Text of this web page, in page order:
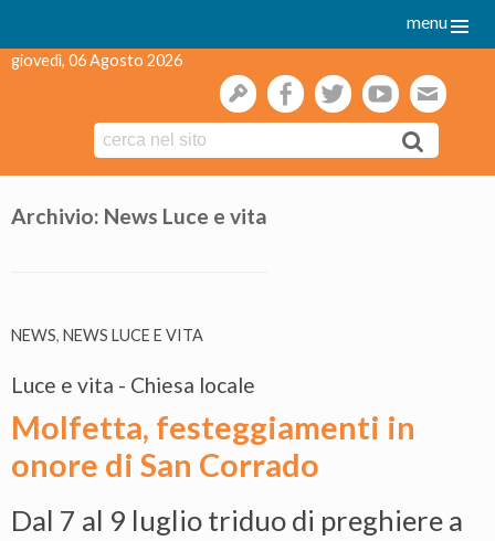
menu
giovedì, 06 Agosto 2026
gestionefacebooktwitteryoutube
to
Archivio: News Luce e vita
NEWS, NEWS LUCE E VITA
Luce e vita - Chiesa locale
Molfetta, festeggiamenti in
onore di San Corrado
Dal 7 al 9 luglio triduo di preghiere a